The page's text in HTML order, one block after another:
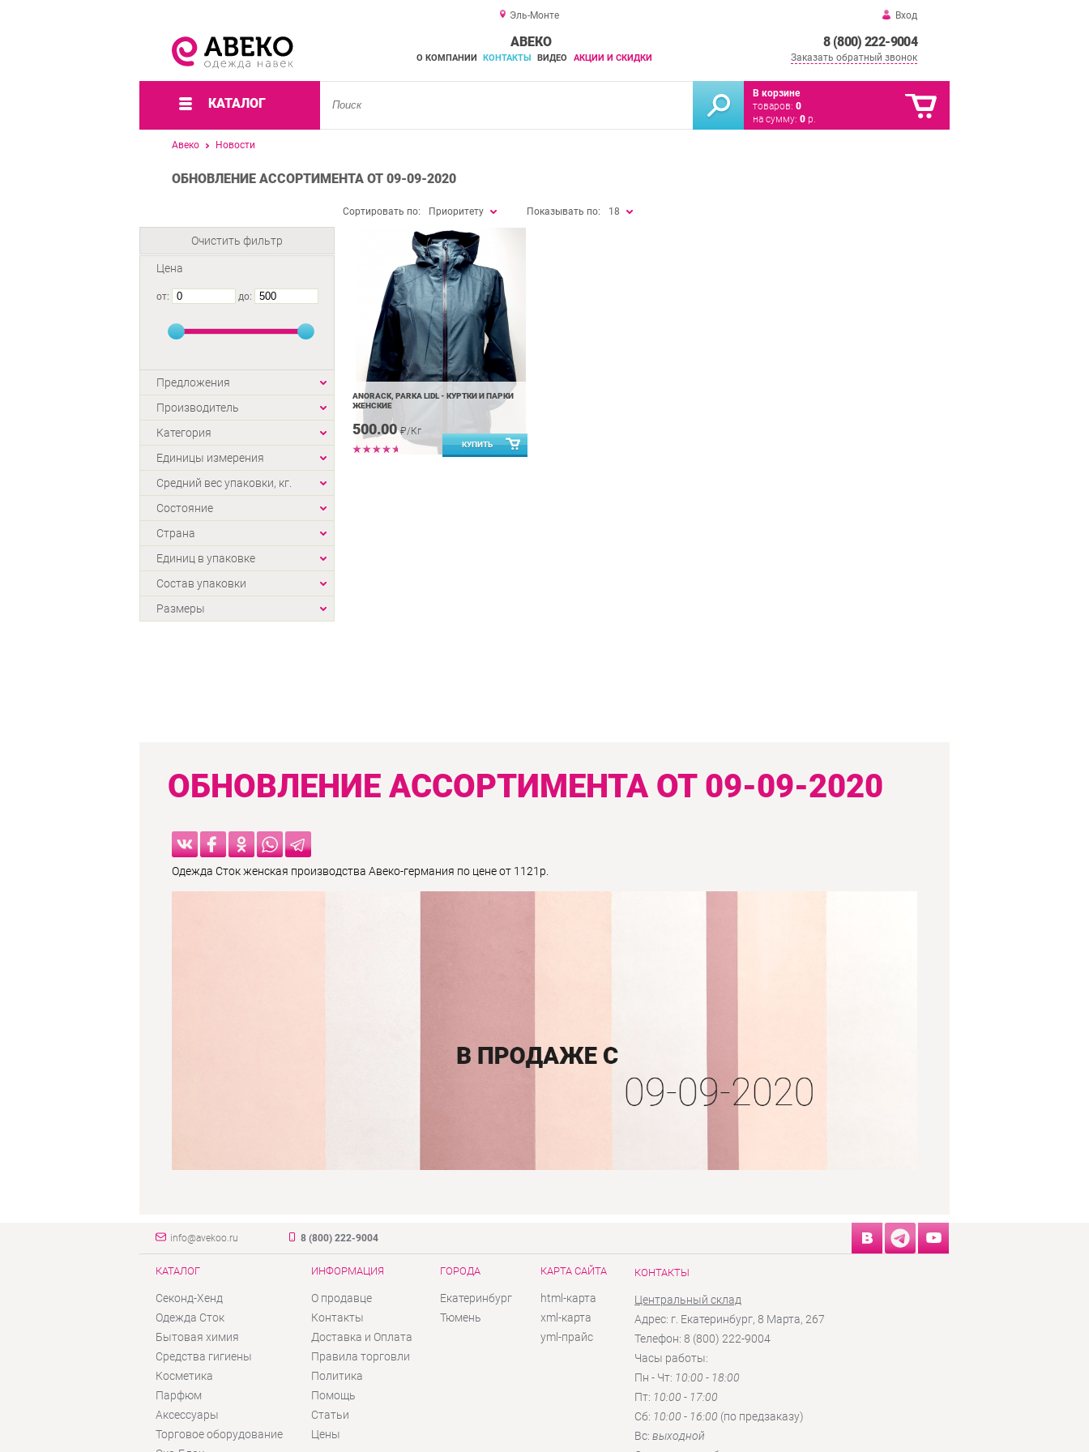
Эль-Монте Вход
8 (800) 222-9004
Заказать обратный звонок
АВЕКО
О КОМПАНИИ КОНТАКТЫ ВИДЕО АКЦИИ И СКИДКИ
КАТАЛОГ
В корзине
товаров: 0
на сумму: 0 р.
Авеко Новости
ОБНОВЛЕНИЕ АССОРТИМЕНТА ОТ 09-09-2020
Очистить фильтр
Цена
от: до:
Предложения
Производитель
Категория
Единицы измерения
Средний вес упаковки, кг.
Состояние
Страна
Единиц в упаковке
Состав упаковки
Размеры
Сортировать по: Приоритету Показывать по: 18
ANORACK, PARKA LIDL - КУРТКИ И ПАРКИ
ЖЕНСКИЕ
500.00₽/Кг
ОБНОВЛЕНИЕ АССОРТИМЕНТА ОТ 09-09-2020
Одежда Сток женская производства Авеко-германия по цене от 1121р.
info@avekoo.ru 8 (800) 222-9004
КАТАЛОГ
Секонд-Хенд
Одежда Сток
Бытовая химия
Средства гигиены
Косметика
Парфюм
Аксессуары
Торговое оборудование
ИНФОРМАЦИЯ
О продавце
Контакты
Доставка и Оплата
Правила торговли
Политика
Помощь
Статьи
Цены
ГОРОДА
Екатеринбург
Тюмень
КАРТА САЙТА
html-карта
xml-карта
yml-прайс
КОНТАКТЫ
Центральный склад
Адрес: г. Екатеринбург, 8 Марта, 267
Телефон: 8 (800) 222-9004
Часы работы:
Пн - Чт: 10:00 - 18:00
Пт: 10:00 - 17:00
Сб: 10:00 - 16:00 (по предзаказу)
Вc:выходной